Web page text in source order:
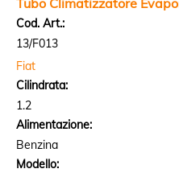
Tubo Climatizzatore
Cod. Art.:
13/F013
Fiat
Cilindrata:
1.2
Alimentazione:
Benzina
Modello: